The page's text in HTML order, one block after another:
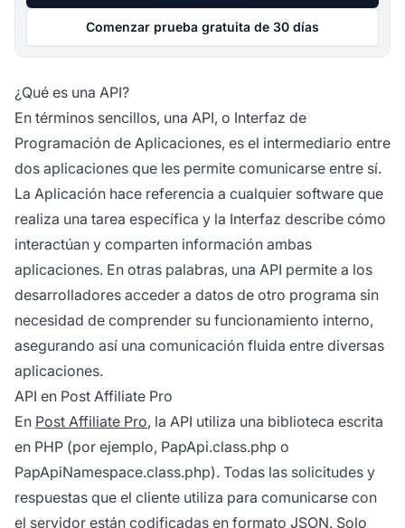
Comenzar prueba gratuita de 30 días
¿Qué es una API?
En términos sencillos, una API, o Interfaz de
Programación de Aplicaciones, es el intermediario entre
dos aplicaciones que les permite comunicarse entre sí.
La Aplicación hace referencia a cualquier software que
realiza una tarea específica y la Interfaz describe cómo
interactúan y comparten información ambas
aplicaciones. En otras palabras, una API permite a los
desarrolladores acceder a datos de otro programa sin
necesidad de comprender su funcionamiento interno,
asegurando así una comunicación fluida entre diversas
aplicaciones.
API en Post Affiliate Pro
En Post Affiliate Pro, la API utiliza una biblioteca escrita
en PHP (por ejemplo, PapApi.class.php o
PapApiNamespace.class.php). Todas las solicitudes y
respuestas que el cliente utiliza para comunicarse con
el servidor están codificadas en formato JSON. Solo